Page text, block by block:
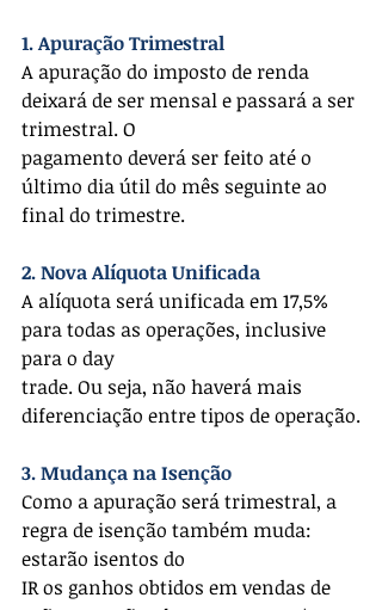
1. Apuração Trimestral
A apuração do imposto de renda
deixará de ser mensal e passará a ser
trimestral. O
pagamento deverá ser feito até o
último dia útil do mês seguinte ao
final do trimestre.
2. Nova Alíquota Unificada
A alíquota será unificada em 17,5%
para todas as operações, inclusive
para o day
trade. Ou seja, não haverá mais
diferenciação entre tipos de operação.
3. Mudança na Isenção
Como a apuração será trimestral, a
regra de isenção também muda:
estarão isentos do
IR os ganhos obtidos em vendas de